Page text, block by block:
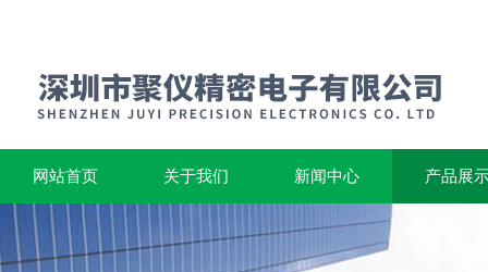
网站首页 关于我们 新闻中心 产品展